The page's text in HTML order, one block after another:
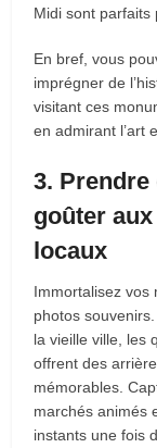
Midi sont parfaits
En bref, vous
imprégner de
visitant ces
en admirant l’art
3.
goûter
locaux
Immortalisez vos
photos
la vieille ville, les
offrent des
mémorables.
marchés animés
instants une fois